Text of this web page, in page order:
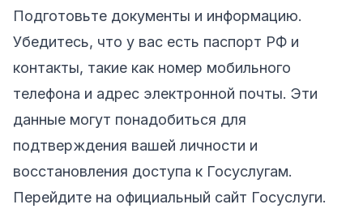
Подготовьте документы и информацию.
Убедитесь, что у вас есть паспорт РФ и
контакты, такие как номер мобильного
телефона и адрес электронной почты. Эти
данные могут понадобиться для
подтверждения вашей личности и
восстановления доступа к Госуслугам.
Перейдите на официальный сайт Госуслуги.